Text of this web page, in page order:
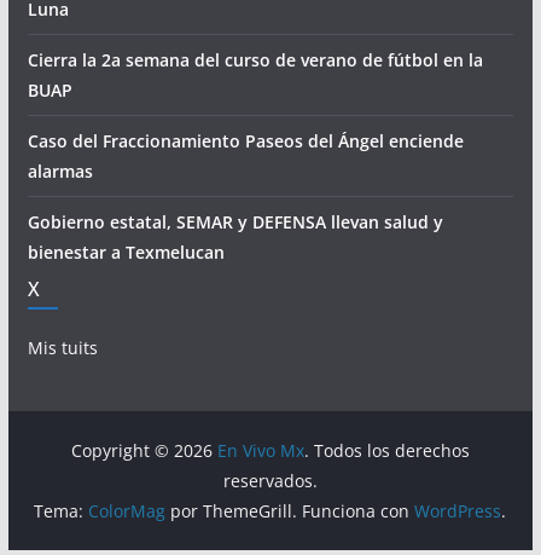
Luna
Cierra la 2a semana del curso de verano de fútbol en la
BUAP
Caso del Fraccionamiento Paseos del Ángel enciende
alarmas
Gobierno estatal, SEMAR y DEFENSA llevan salud y
bienestar a Texmelucan
X
Mis tuits
Copyright © 2026 En Vivo Mx. Todos los derechos
reservados.
Tema: ColorMag por ThemeGrill. Funciona conWordPress.